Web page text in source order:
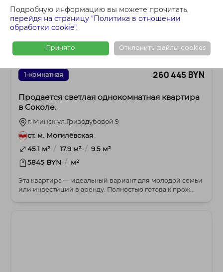
Подробную информацию вы можете прочитать,
перейдя на страницу "Политика в отношении
обработки cookie".
Принято Отклонить файлы cookies
1-комнатная 260 445 BYN
Продается светлая однокомнатная квартира
в Соколе.
г. Минск ул.Гризодубовой 9
ст. м. Могилёвская
45.1 м² / 17.9 м² / 9.5 м²
5845 BYN / м²
Эта квартира — идеальный вариант для молодой семьи
или инвестиций в аренду. Полностью готова к прож...